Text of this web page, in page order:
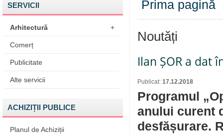
SERVICII
Arhitectură +
Comerț
Publicitate
Alte servicii
ACHIZIȚII PUBLICE
Planul de Achiziții
Prima pagină
Noutăți
Ilan ȘOR a dat
Publicat: 17.12.2018
Programul
anului curent
desfășurare.